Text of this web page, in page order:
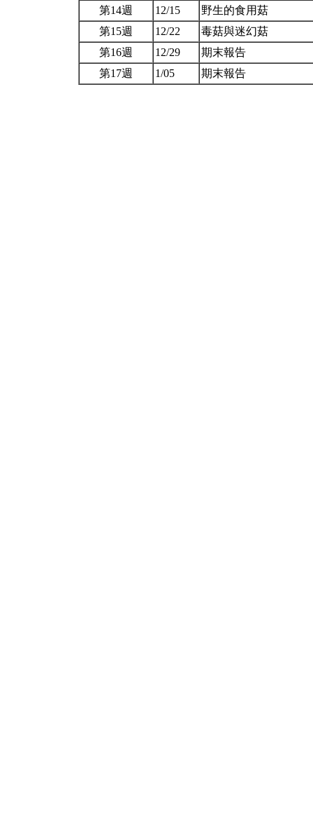
第14週 12/15
野生的食用菇
第15週
12/22
毒菇與迷幻菇
第16週
12/29
期末報告
第17週
1/05 期末報告